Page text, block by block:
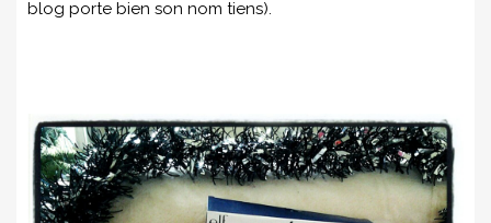
blog porte bien son nom tiens).